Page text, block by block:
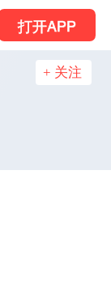
打开APP
+ 关注